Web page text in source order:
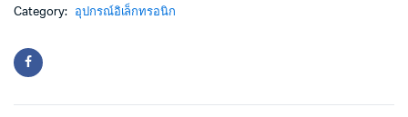
Category: อุปกรณ์อิเล็กทรอนิก